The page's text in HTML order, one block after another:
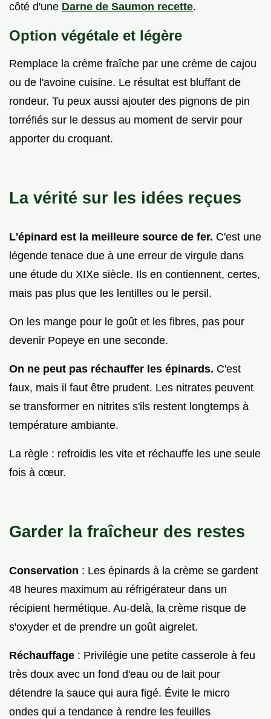
côté d'une Darne de Saumon recette.
Option végétale et légère
Remplace la crème fraîche par une crème de cajou
ou de l'avoine cuisine. Le résultat est bluffant de
rondeur. Tu peux aussi ajouter des pignons de pin
torréfiés sur le dessus au moment de servir pour
apporter du croquant.
La vérité sur les idées reçues
L'épinard est la meilleure source de fer. C'est une
légende tenace due à une erreur de virgule dans
une étude du XIXe siècle. Ils en contiennent, certes,
mais pas plus que les lentilles ou le persil.
On les mange pour le goût et les fibres, pas pour
devenir Popeye en une seconde.
On ne peut pas réchauffer les épinards. C'est
faux, mais il faut être prudent. Les nitrates peuvent
se transformer en nitrites s'ils restent longtemps à
température ambiante.
La règle : refroidis les vite et réchauffe les une seule
fois à cœur.
Garder la fraîcheur des restes
Conservation : Les épinards à la crème se gardent
48 heures maximum au réfrigérateur dans un
récipient hermétique. Au-delà, la crème risque de
s'oxyder et de prendre un goût aigrelet.
Réchauffage : Privilégie une petite casserole à feu
très doux avec un fond d'eau ou de lait pour
détendre la sauce qui aura figé. Évite le micro
ondes qui a tendance à rendre les feuilles